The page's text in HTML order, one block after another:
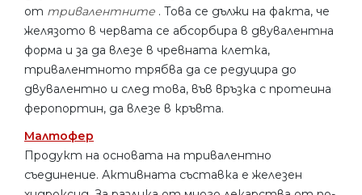
от тривалентните . Това се дължи на факта, че
желязото в червата се абсорбира в двувалентна
форма и за да влезе в чревната клетка,
тривалентното трябва да се редуцира до
двувалентно и след това, във връзка с протеина
феропортин, да влезе в кръвта.
Малтофер
Продукт на основата на тривалентно
съединение. Активната съставка е железен